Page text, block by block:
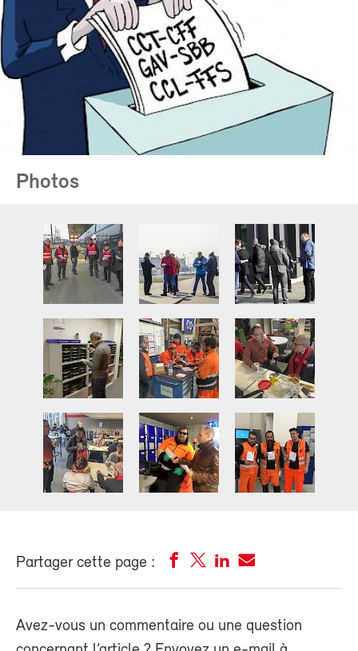
Photos
Partager cette page :
Avez-vous un commentaire ou une question